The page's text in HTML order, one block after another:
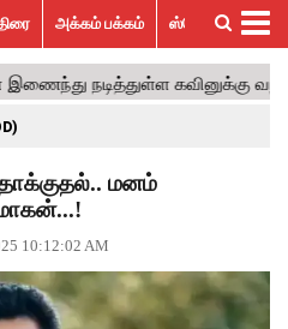
அக்கம் பக்கம் ஸ்பெஷல் ஸ்டோரீஸ்
தாக்குதல்.. மனம்
10:12:02 AM